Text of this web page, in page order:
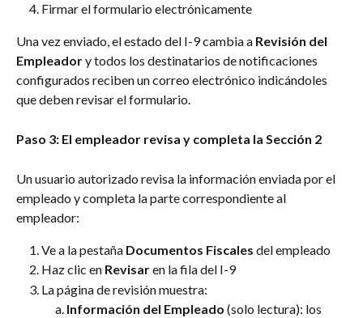
Firmar el formulario electrónicamente
Una vez enviado, el estado del I-9 cambia a Revisión del
Empleador y todos los destinatarios de notificaciones
configurados reciben un correo electrónico indicándoles
que deben revisar el formulario.
Paso 3: El empleador revisa y completa la Sección 2
Un usuario autorizado revisa la información enviada por el
empleado y completa la parte correspondiente al
empleador:
Ve a la pestaña Documentos Fiscales del empleado
Haz clic en Revisar en la fila del I-9
La página de revisión muestra:
Información del Empleado (solo lectura): los